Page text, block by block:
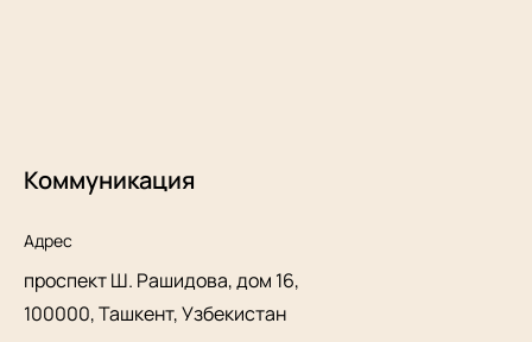
Коммуникация
Адрес
проспект Ш. Рашидова, дом 16,
100000, Ташкент, Узбекистан